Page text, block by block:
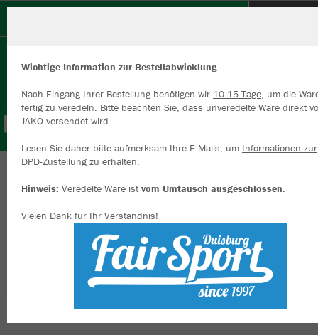
Herzlich Willkommen im Teamshop SV Orsoy
Farbe
Wichtige Information zur Bestellabwicklung
Nach Eingang Ihrer Bestellung benötigen wir 10-15 Tage, um die
fertig zu veredeln. Bitte beachten Sie, dass unveredelte Ware direkt
JAKO versendet wird.
Lesen Sie daher bitte aufmerksam Ihre E-Mails, um Informationen zur
DPD-Zustellung zu erhalten.
Hinweis: Veredelte Ware istvom Umtausch ausgeschlossen.
Vielen Dank für Ihr Verständnis!
Wir verwenden Cookies
Inhalte anzeigen und unsere Website verbessern. Weitere
zu den Cookies findest Du in den Einstellungen.
Alle akzeptieren
Alle ablehnen
mehr Infos
Datenschutz
Impressum